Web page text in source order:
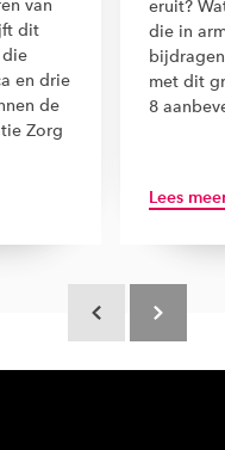
van
dit
die
en drie
de
Zorg
eruit?
die in
met dit
8
Lees